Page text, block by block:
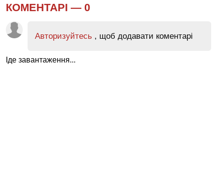
КОМЕНТАРІ — 0
Авторизуйтесь , щоб додавати коментарі
Іде завантаження...